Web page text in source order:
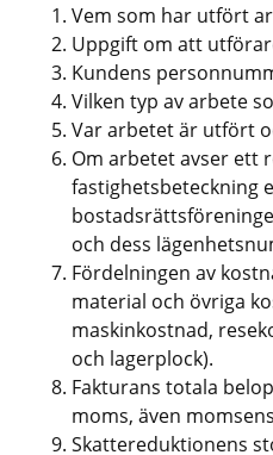
Vem som har utfört
Uppgift om att
Kundens
Vilken typ av arbete
Var arbetet är utfört
Om arbetet avser ett
fastighetsbeteckning
och dess
Fördelningen av
material och övriga
maskinkostnad,
och lagerplock).
Fakturans totala
moms, även
Skattereduktionens